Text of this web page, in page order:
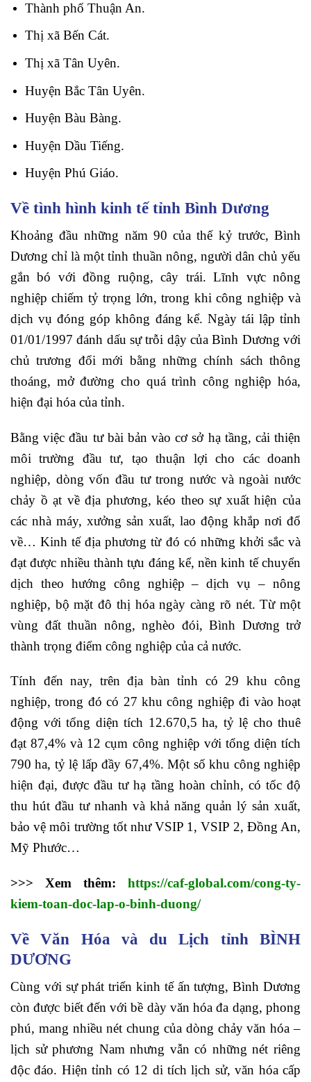
Thành phố Thuận An.
Thị xã Bến Cát.
Thị xã Tân Uyên.
Huyện Bắc Tân Uyên.
Huyện Bàu Bàng.
Huyện Dầu Tiếng.
Huyện Phú Giáo.
Về tình hình kinh tế tỉnh Bình Dương
Khoảng đầu những năm 90 của thế kỷ trước, Bình
Dương chỉ là một tỉnh thuần nông, người dân chủ yếu
gắn bó với đồng ruộng, cây trái. Lĩnh vực nông
nghiệp chiếm tỷ trọng lớn, trong khi công nghiệp và
dịch vụ đóng góp không đáng kể. Ngày tái lập tỉnh
01/01/1997 đánh dấu sự trỗi dậy của Bình Dương với
chủ trương đổi mới bằng những chính sách thông
thoáng, mở đường cho quá trình công nghiệp hóa,
hiện đại hóa của tỉnh.
Bằng việc đầu tư bài bản vào cơ sở hạ tầng, cải thiện
môi trường đầu tư, tạo thuận lợi cho các doanh
nghiệp, dòng vốn đầu tư trong nước và ngoài nước
chảy ồ ạt về địa phương, kéo theo sự xuất hiện của
các nhà máy, xưởng sản xuất, lao động khắp nơi đổ
về… Kinh tế địa phương từ đó có những khởi sắc và
đạt được nhiều thành tựu đáng kể, nền kinh tế chuyển
dịch theo hướng công nghiệp – dịch vụ – nông
nghiệp, bộ mặt đô thị hóa ngày càng rõ nét. Từ một
vùng đất thuần nông, nghèo đói, Bình Dương trở
thành trọng điểm công nghiệp của cả nước.
Tính đến nay, trên địa bàn tỉnh có 29 khu công
nghiệp, trong đó có 27 khu công nghiệp đi vào hoạt
động với tổng diện tích 12.670,5 ha, tỷ lệ cho thuê
đạt 87,4% và 12 cụm công nghiệp với tổng diện tích
790 ha, tỷ lệ lấp đầy 67,4%. Một số khu công nghiệp
hiện đại, được đầu tư hạ tầng hoàn chỉnh, có tốc độ
thu hút đầu tư nhanh và khả năng quản lý sản xuất,
bảo vệ môi trường tốt như VSIP 1, VSIP 2, Đồng An,
Mỹ Phước…
>>> Xem thêm: https://caf-global.com/cong-ty-
kiem-toan-doc-lap-o-binh-duong/
Về Văn Hóa và du Lịch tỉnh BÌNH
DƯƠNG
Cùng với sự phát triển kinh tế ấn tượng, Bình Dương
còn được biết đến với bề dày văn hóa đa dạng, phong
phú, mang nhiều nét chung của dòng chảy văn hóa –
lịch sử phương Nam nhưng vẫn có những nét riêng
độc đáo. Hiện tỉnh có 12 di tích lịch sử, văn hóa cấp